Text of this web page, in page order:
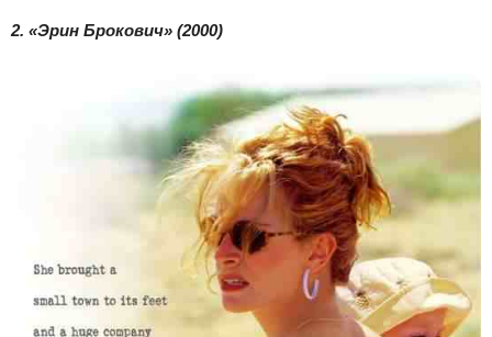
2. «Эрин Брокович» (2000)